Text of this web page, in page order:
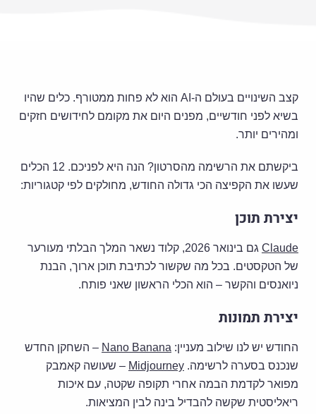
קצב השינויים בעולם ה-AI הוא לא פחות ממטורף. כלים שהיו
בשיא לפני חודשיים, מפנים היום את מקומם לחידושים חזקים
ומהירים יותר.
ביקשתם את הרשימה מהסרטון? הנה היא לפניכם. 12 הכלים
שעשו את הקפיצה הכי גדולה החודש, מחולקים לפי קטגוריות:
יצירת תוכן
Claude
גם בינואר 2026, קלוד נשאר המלך הבלתי מעורער
של הטקסטים. בכל מה שקשור לכתיבת תוכן ארוך, הבנת
ניואנסים והקשר – הוא הכלי הראשון שאני פותח.
יצירת תמונות
החודש יש לנו שילוב מעניין: Nano Banana – השחקן החדש
שנכנס בסערה לרשימה. Midjourney – שעושה קאמבק
מפואר לקדמת הבמה אחרי תקופה שקטה, עם איכות
ריאליסטית שקשה להבדיל בינה לבין המציאות.